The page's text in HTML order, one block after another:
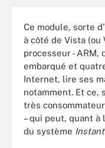
Ce module, sorte
à côté de Vista
processeur - ARM,
embarqué et
Internet, lire ses
notamment. Et ce,
très
– qui peut, quant
du système